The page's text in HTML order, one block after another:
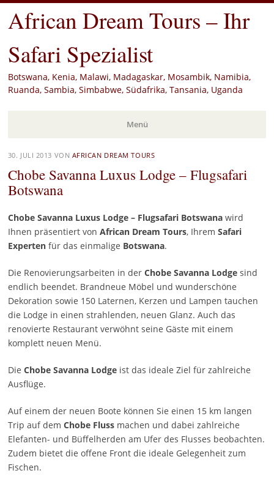
African Dream Tours – Ihr
Safari Spezialist
Botswana, Kenia, Malawi, Madagaskar, Mosambik, Namibia,
Ruanda, Sambia, Simbabwe, Südafrika, Tansania, Uganda
Menü
Zum
Inhalt
springen
30. JULI 2013 VON AFRICAN DREAM TOURS
Chobe Savanna Luxus Lodge – Flugsafari
Botswana
Chobe Savanna Luxus Lodge – Flugsafari Botswana wird
Ihnen präsentiert von African Dream Tours, Ihrem Safari
Expertenfür das einmalige Botswana.
Die Renovierungsarbeiten in der Chobe Savanna Lodgesind
endlich beendet. Brandneue Möbel und wunderschöne
Dekoration sowie 150 Laternen, Kerzen und Lampen tauchen
die Lodge in einen strahlenden, neuen Glanz. Auch das
renovierte Restaurant verwöhnt seine Gäste mit einem
komplett neuen Menü.
Die Chobe Savanna Lodgeist das ideale Ziel für zahlreiche
Ausflüge.
Auf einem der neuen Boote können Sie einen 15 km langen
Trip auf dem Chobe Flussmachen und dabei zahlreiche
Elefanten- und Büffelherden am Ufer des Flusses beobachten.
Zudem bietet die offene Front die ideale Gelegenheit zum
Fischen.